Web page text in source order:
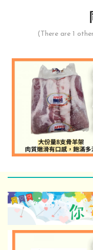
(There are 1